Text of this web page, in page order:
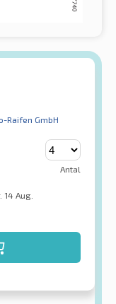
Raifen GmbH
Antal
Aug.